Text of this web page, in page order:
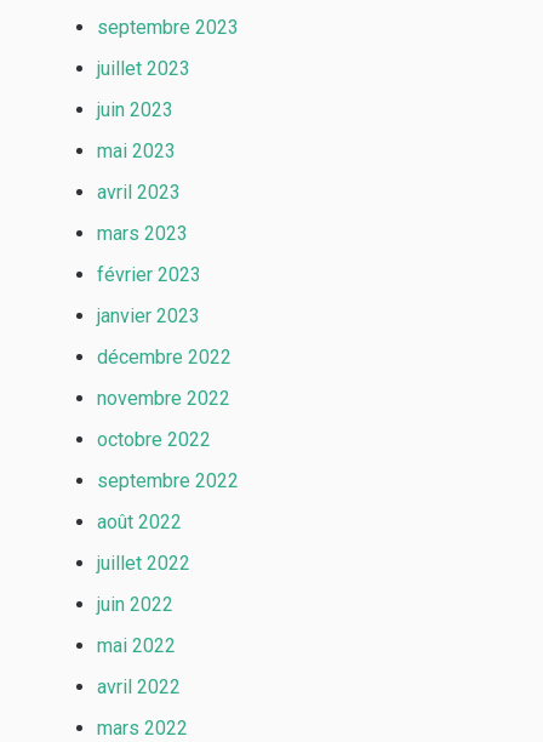
septembre 2023
juillet 2023
juin 2023
mai 2023
avril 2023
mars 2023
février 2023
janvier 2023
décembre 2022
novembre 2022
octobre 2022
septembre 2022
août 2022
juillet 2022
juin 2022
mai 2022
avril 2022
mars 2022